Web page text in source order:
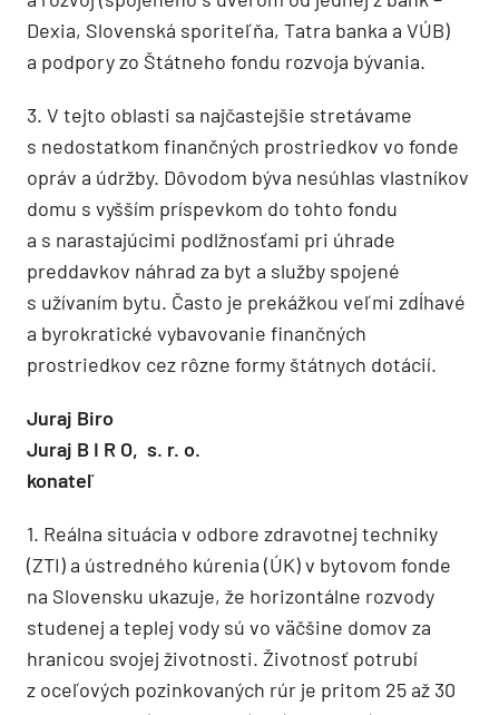
Dexia, Slovenská sporiteľňa, Tatra banka a VÚB)
a podpory zo Štátneho fondu rozvoja bývania.
3. V tejto oblasti sa najčastejšie stretávame
s nedostatkom finančných prostriedkov vo fonde
opráv a údržby. Dôvodom býva nesúhlas vlastníkov
domu s vyšším príspevkom do tohto fondu
a s narastajúcimi podlžnosťami pri úhrade
preddavkov náhrad za byt a služby spojené
s užívaním bytu. Často je prekážkou veľmi zdĺhavé
a byrokratické vybavovanie finančných
prostriedkov cez rôzne formy štátnych dotácií.
Juraj Biro
Juraj B I R O, s. r. o.
konateľ
1. Reálna situácia v odbore zdravotnej techniky
(ZTI) a ústredného kúrenia (ÚK) v bytovom fonde
na Slovensku ukazuje, že horizontálne rozvody
studenej a teplej vody sú vo väčšine domov za
hranicou svojej životnosti. Životnosť potrubí
z oceľových pozinkovaných rúr je pritom 25 až 30